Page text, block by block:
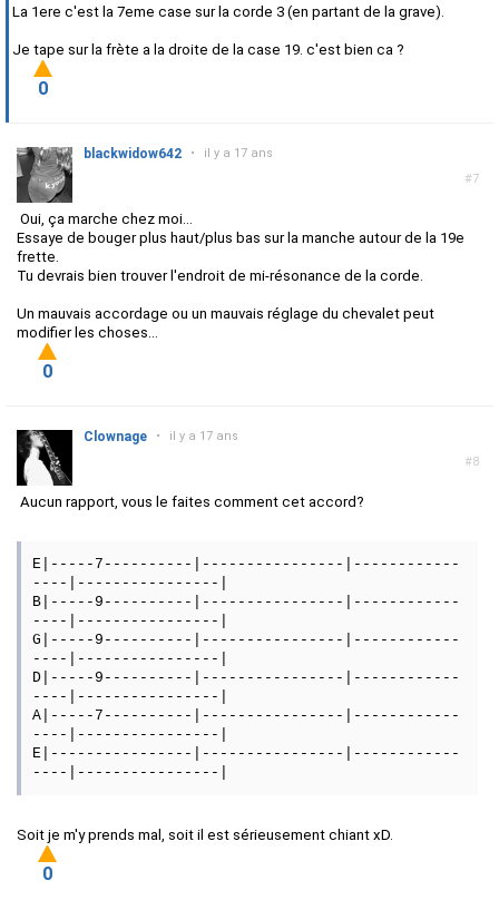
La 1ere c'est la 7eme case sur la corde 3 (en partant de la grave).
Je tape sur la frète a la droite de la case 19. c'est bien ca ?
0
#7
blackwidow642 • il y a 17 ans
Oui, ça marche chez moi...
Essaye de bouger plus haut/plus bas sur la manche autour de la 19e
frette.
Tu devrais bien trouver l'endroit de mi-résonance de la corde.
Un mauvais accordage ou un mauvais réglage du chevalet peut
modifier les choses...
0
#8
Clownage • il y a 17 ans
Aucun rapport, vous le faites comment cet accord?
E|-----7----------|----------------|------------
----|----------------|
B|-----9----------|----------------|------------
----|----------------|
G|-----9----------|----------------|------------
----|----------------|
D|-----9----------|----------------|------------
----|----------------|
A|-----7----------|----------------|------------
----|----------------|
E|----------------|----------------|------------
----|----------------|
Soit je m'y prends mal, soit il est sérieusement chiant xD.
0